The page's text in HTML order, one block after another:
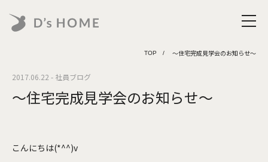
～住宅完成見学会のお知らせ～
2017.06.22 - 社員ブログ
こんにちは(*^^)v
TOP ～住宅完成見学会のお知らせ～